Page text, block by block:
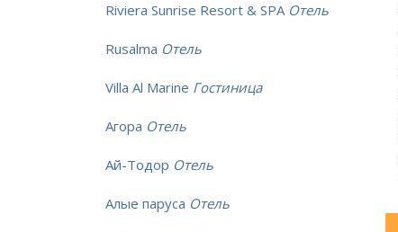
Riviera Sunrise Resort & SPA Отель
Rusalma Отель
Villa Al Marine Гостиница
Агора Отель
Ай-Тодор Отель
Алые паруса Отель